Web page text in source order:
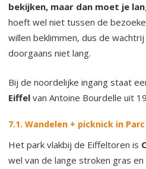
bekijken, maar dan moet je
hoeft wel niet tussen de
willen beklimmen, dus de
doorgaans niet lang.
Bij de noordelijke ingang staat
Eiffel van Antoine Bourdelle uit
7.1. Wandelen + picknick in
Het park vlakbij de Eiffeltoren is
wel van de lange stroken gras